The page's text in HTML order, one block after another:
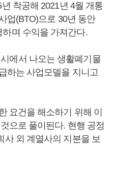
착공해 2021년 4월 개통
업(BTO)으로 30년 동안
며 수익을 가져간다.
에서 나오는 생활폐기물
하는 사업모델을 지니고
요건을 해소하기 위해 이
으로 풀이된다. 현행 공정
사 외 계열사의 지분을 보